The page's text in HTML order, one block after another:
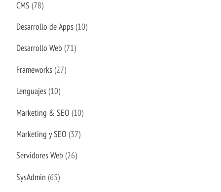
CMS (78)
Desarrollo de Apps (10)
Desarrollo Web (71)
Frameworks (27)
Lenguajes (10)
Marketing & SEO (10)
Marketing y SEO (37)
Servidores Web (26)
SysAdmin (65)